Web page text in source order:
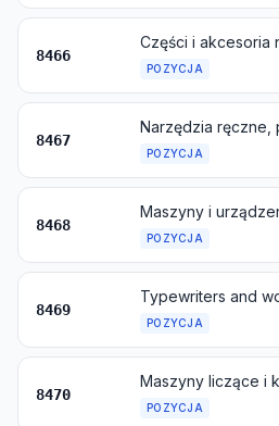
8466
POZYCJA
8467
POZYCJA
8468
POZYCJA
8469
POZYCJA
8470
POZYCJA